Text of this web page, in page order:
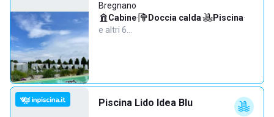
Bregnano
Cabine· Doccia calda· Piscina·
e altri 6…
Piscina Lido Idea Blu